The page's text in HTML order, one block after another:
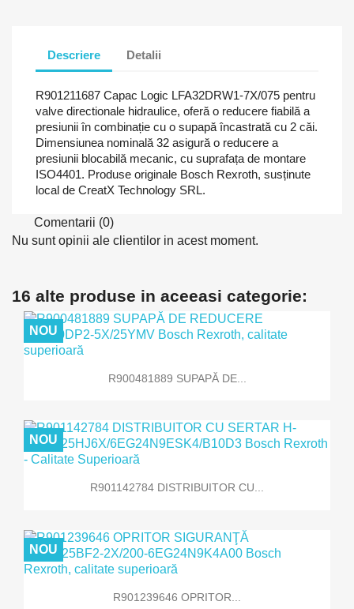
Descriere Detalii
R901211687 Capac Logic LFA32DRW1-7X/075 pentru
valve directionale hidraulice, oferă o reducere fiabilă a
presiunii în combinație cu o supapă încastrată cu 2 căi.
Dimensiunea nominală 32 asigură o reducere a
presiunii blocabilă mecanic, cu suprafața de montare
ISO4401. Produse originale Bosch Rexroth, susținute
local de CreatX Technology SRL.
Comentarii (0)
Nu sunt opinii ale clientilor in acest moment.
16 alte produse in aceeasi categorie:
R900481889 SUPAPĂ DE...
NOU
R901142784 DISTRIBUITOR CU...
NOU
R901239646 OPRITOR...
NOU